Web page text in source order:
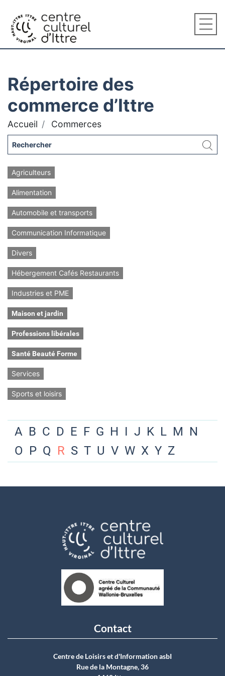
Répertoire des
commerce d’Ittre
Accueil Commerces
Agriculteurs
Alimentation
Automobile et transports
Communication Informatique
Divers
Hébergement Cafés Restaurants
Industries et PME
Maison et jardin
Professions libérales
Santé Beauté Forme
Services
Sports et loisirs
A B C D E F G H I J K L M N
O P Q R S T U V W X Y Z
Contact
Centre de Loisirs et d'Information asbI
Rue de la Montagne, 36